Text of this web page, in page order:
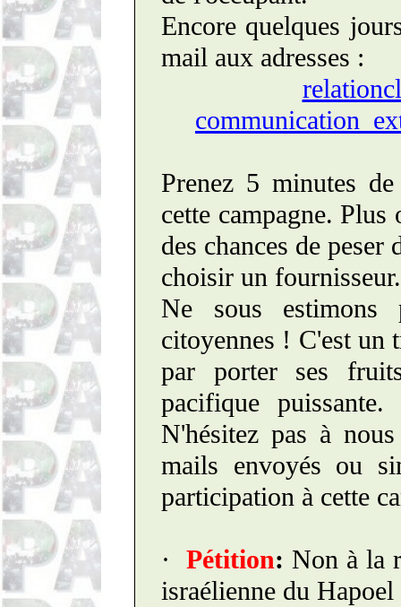
Encore quelques
mail aux adresses :
Prenez 5 minutes
cette campagne.
des chances de
choisir un fournisseur.
Ne sous estimons
citoyennes ! C'est
par porter ses
pacifique
N'hésitez pas à
mails envoyés ou
participation à cette
· Pétition:Non à la
israélienne du